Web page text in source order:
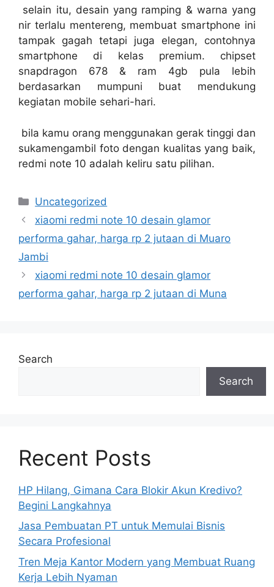
selain itu, desain yang ramping & warna yang
nir terlalu mentereng, membuat smartphone ini
tampak gagah tetapi juga elegan, contohnya
smartphone di kelas premium. chipset
snapdragon 678 & ram 4gb pula lebih
berdasarkan mumpuni buat mendukung
kegiatan mobile sehari-hari.
bila kamu orang menggunakan gerak tinggi dan
sukamengambil foto dengan kualitas yang baik,
redmi note 10 adalah keliru satu pilihan.
Categories
Uncategorized
xiaomi redmi note 10 desain glamor
performa gahar, harga rp 2 jutaan di Muaro
Jambi
xiaomi redmi note 10 desain glamor
performa gahar, harga rp 2 jutaan di Muna
Search
Search
Recent Posts
HP Hilang, Gimana Cara Blokir Akun Kredivo?
Begini Langkahnya
Jasa Pembuatan PT untuk Memulai Bisnis
Secara Profesional
Tren Meja Kantor Modern yang Membuat Ruang
Kerja Lebih Nyaman